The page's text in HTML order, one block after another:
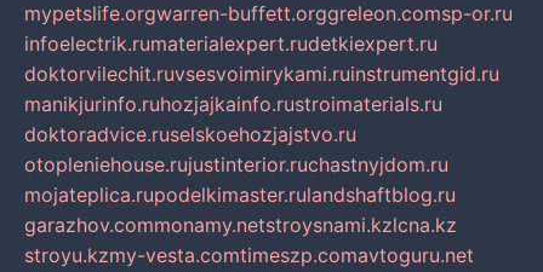
mypetslife.orgwarren-buffett.orggreleon.comsp-or.ru
infoelectrik.rumaterialexpert.rudetkiexpert.ru
doktorvilechit.ruvsesvoimirykami.ruinstrumentgid.ru
manikjurinfo.ruhozjajkainfo.rustroimaterials.ru
doktoradvice.ruselskoehozjajstvo.ru
otopleniehouse.rujustinterior.ruchastnyjdom.ru
mojateplica.rupodelkimaster.rulandshaftblog.ru
garazhov.commonamy.netstroysnami.kzlcna.kz
stroyu.kzmy-vesta.comtimeszp.comavtoguru.net